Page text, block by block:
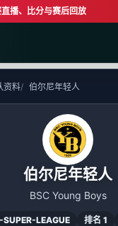
播、比分与赛后回放
资料 伯尔尼年轻人
伯尔尼年轻人
BSC Young Boys
LEAGUE 排名 1